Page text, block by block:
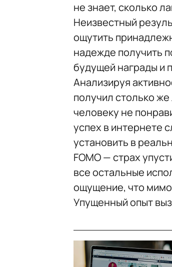
не знает, сколько
Неизвестный
ощутить
надежде получить
будущей награды и
Анализируя
получил столько
человеку не
успех в интернете
установить в
FOMO — страх
все остальные
ощущение, что
Упущенный опыт